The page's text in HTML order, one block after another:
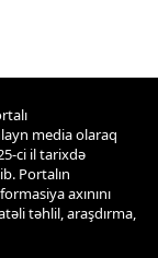
media olaraq
ci il tarixdə
Portalın
axınını
təhlil, araşdırma,